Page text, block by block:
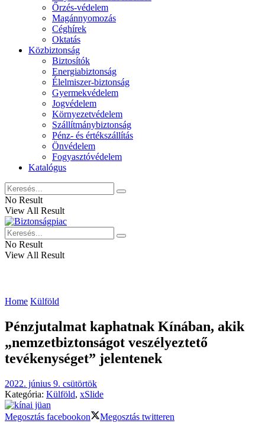
Őrzés-védelem
Magánnyomozás
Céghírek
Oktatás
Közbiztonság
Biztosítók
Energiabiztonság
Élelmiszer-biztonság
Gyermekvédelem
Jogvédelem
Környezetvédelem
Szállítmánybiztonság
Pénz- és értékszállítás
Önvédelem
Fogyasztóvédelem
Katalógus
No Result
View All Result
No Result
View All Result
Home Külföld
Pénzjutalmat kaphatnak Kínában, akik
„nemzetbiztonságot veszélyeztető
tevékenységet” jelentenek
2022. június 9. csütörtök
Kategória: Külföld, xSlide
Megosztás facebookon Megosztás twitteren